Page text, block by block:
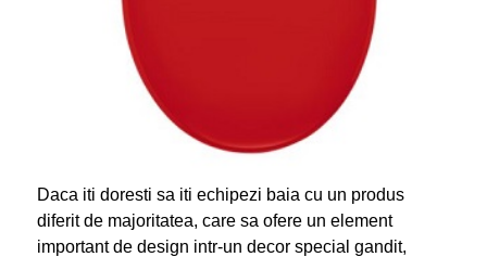
Daca iti doresti sa iti echipezi baia cu un produs
diferit de majoritatea, care sa ofere un element
important de design intr-un decor special gandit,